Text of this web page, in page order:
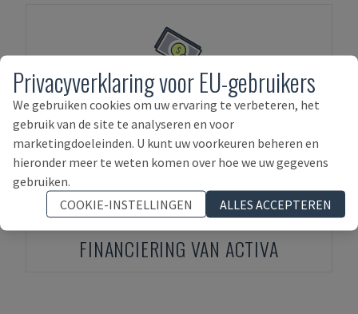
VOORUITBETALING
FINANCIERING VAN ACTIVA
Privacyverklaring voor EU-gebruikers
We gebruiken cookies om uw ervaring te verbeteren, het
gebruik van de site te analyseren en voor
marketingdoeleinden. U kunt uw voorkeuren beheren en
hieronder meer te weten komen over hoe we uw gegevens
gebruiken.
COOKIE-INSTELLINGEN
ALLES ACCEPTEREN